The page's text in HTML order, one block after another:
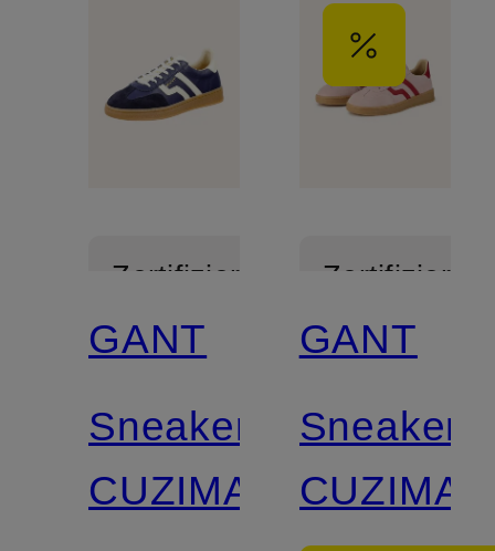
Zertifiziert
GANT
Sneaker
CUZIMA
Zertifiziert
GANT
Sneaker
CUZIMA